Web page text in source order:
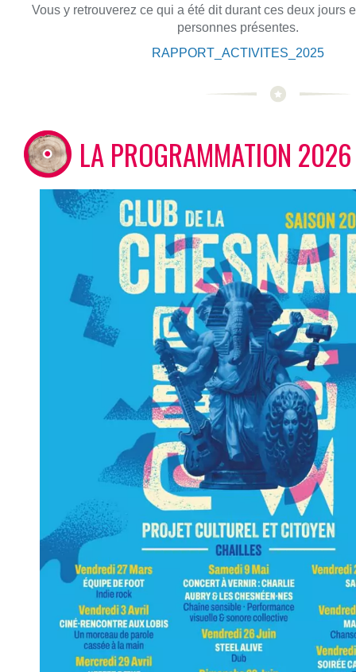
Vous y retrouverez ce qui a été dit durant ces deux jours
personnes présentes.
RAPPORT_ACTIVITES_2025
LA PROGRAMMATION 2026